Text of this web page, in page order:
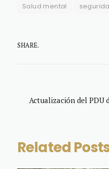
Salud mental
SHARE.
Actualización del PDU
Related